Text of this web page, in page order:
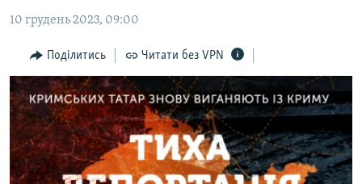
основної
навігації
Перейти
до
пошуку
БЛОГИ
ПОГЛЯД
ІНТЕРВ'Ю
ВСЕ ЗА ДЕНЬ
СПЕЦПРОЕКТИ
ДЕПОРТАЦІЯ
ЯК ОБІЙТИ БЛОКУВАННЯ
10 грудень 2023, 09:00
Поділитись Читати без VPN